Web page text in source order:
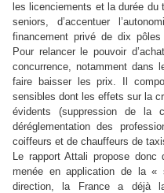
les licenciements et la durée du
seniors, d’accentuer
financement privé de dix pôles
Pour relancer le pouvoir
concurrence, notamment dans
faire baisser les prix. Il
sensibles dont les effets sur la
évidents (suppression de la
déréglementation des
coiffeurs et de chauffeurs de
Le rapport Attali propose donc
menée en application de la «
direction, la France a déjà